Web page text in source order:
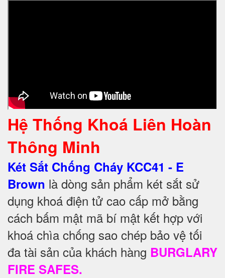
Hệ Thống Khoá Liên Hoàn
Thông Minh
Két Sắt Chống Cháy KCC41 - E
Brown là dòng sản phẩm két sắt sử
dụng khoá điện tử cao cấp mở bằng
cách bấm mật mã bí mật kết hợp với
khoá chìa chống sao chép bảo vệ tối
đa tài sản của khách hàng BURGLARY
FIRE SAFES.